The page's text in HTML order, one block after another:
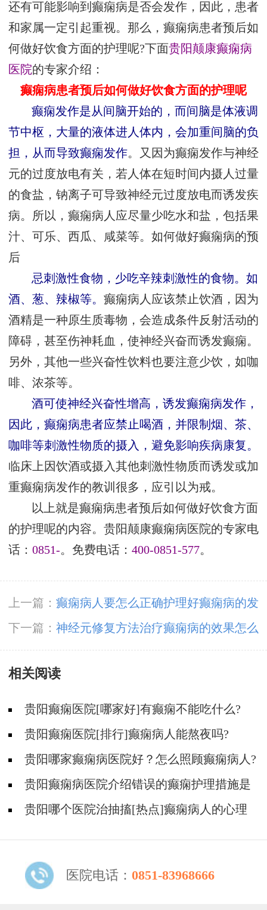
还有可能影响到癫痫病是否会发作，因此，患者
和家属一定引起重视。那么，癫痫病患者预后如
何做好饮食方面的护理呢?下面贵阳颠康癫痫病
医院的专家介绍：
癫痫病患者预后如何做好饮食方面的护理呢
癫痫发作是从间脑开始的，而间脑是体液调
节中枢，大量的液体进人体内，会加重间脑的负
担，从而导致癫痫发作。又因为癫痫发作与神经
元的过度放电有关，若人体在短时间内摄人过量
的食盐，钠离子可导致神经元过度放电而诱发疾
病。所以，癫痫病人应尽量少吃水和盐，包括果
汁、可乐、西瓜、咸菜等。如何做好癫痫病的预
后
忌刺激性食物，少吃辛辣刺激性的食物。如
酒、葱、辣椒等。 癫痫病人应该禁止饮酒，因为
酒精是一种原生质毒物，会造成条件反射活动的
障碍，甚至伤神耗血，使神经兴奋而诱发癫痫。
另外，其他一些兴奋性饮料也要注意少饮，如咖
啡、浓茶等。
酒可使神经兴奋性增高，诱发癫痫病发作，
因此，癫痫病患者应禁止喝酒，并限制烟、茶、
咖啡等刺激性物质的摄入，避免影响疾病康复。
临床上因饮酒或摄入其他刺激性物质而诱发或加
重癫痫病发作的教训很多，应引以为戒。
以上就是癫痫病患者预后如何做好饮食方面
的护理呢的内容。贵阳颠康癫痫病医院的专家电
话： 0851-。免费电话： 400-0851-577。
上一篇： 癫痫病人要怎么正确护理好癫痫病的发
作呢
下一篇： 神经元修复方法治疗癫痫病的效果怎么
样呢
相关阅读
贵阳癫痫医院[哪家好]有癫痫不能吃什么?
贵阳癫痫医院[排行]癫痫病人能熬夜吗?
贵阳哪家癫痫病医院好？怎么照顾癫痫病人?
贵阳癫痫病医院介绍错误的癫痫护理措施是
哪些？
贵阳哪个医院治抽搐[热点]癫痫病人的心理
医院电话： 0851-83968666